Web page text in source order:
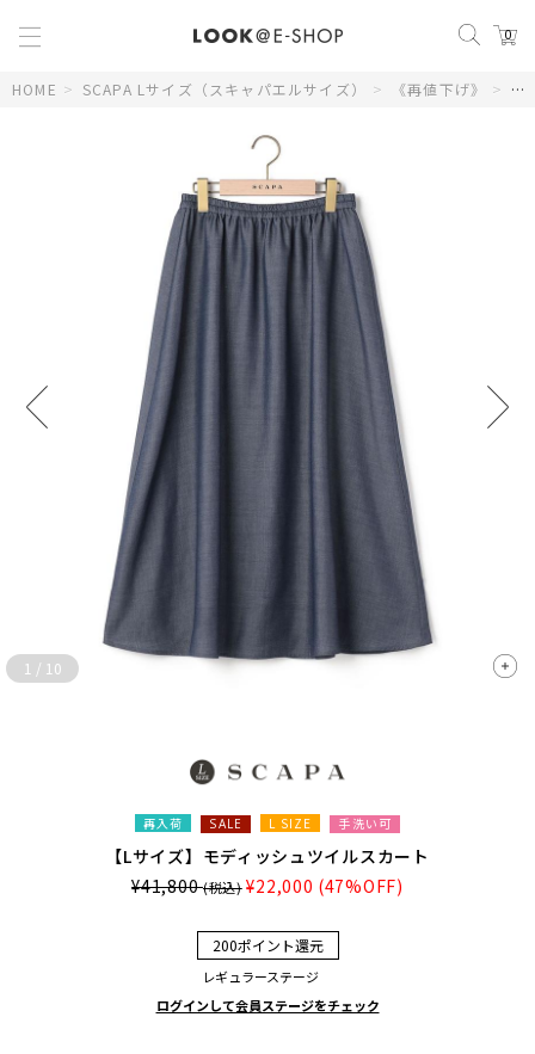
0
HOME > SCAPA Lサイズ（スキャパエルサイズ） > 《再値下げ》 > 【
1 / 10
再入荷 SALE L SIZE 手洗い可
【Lサイズ】モディッシュツイルスカート
¥41,800(税込) ¥22,000 (47%OFF)
200ポイント還元
レギュラーステージ
ログインして会員ステージをチェック